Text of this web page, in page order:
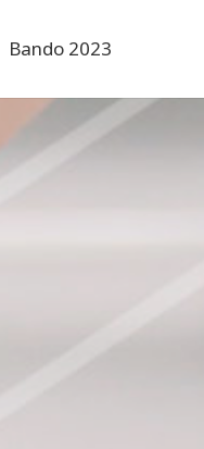
Bando 2023